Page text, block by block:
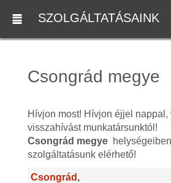
SZOLGÁLTATÁSAINK
Csongrád megye
Hívjon most! Hívjon éjjel nappal,
visszahívást munkatársunktól!
Csongrád megye
szolgáltatásunk elérhető!
Csongrád ,